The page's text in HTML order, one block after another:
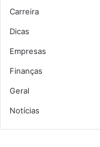
Carreira
Dicas
Empresas
Finanças
Geral
Notícias